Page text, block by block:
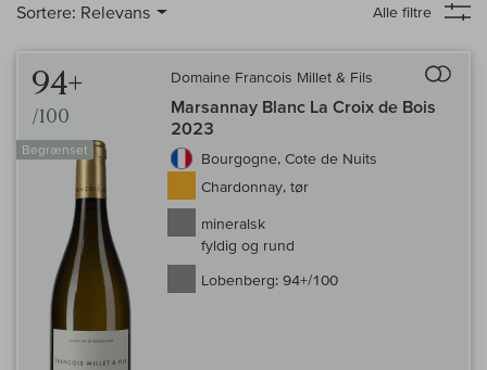
Sortere: Relevans Alle filtre
94+
/100
Begrænset
Domaine Francois Millet & Fils
Marsannay Blanc La Croix de Bois
2023
Bourgogne, Cote de Nuits
Chardonnay, tør
mineralsk
fyldig og rund
Lobenberg: 94+/100